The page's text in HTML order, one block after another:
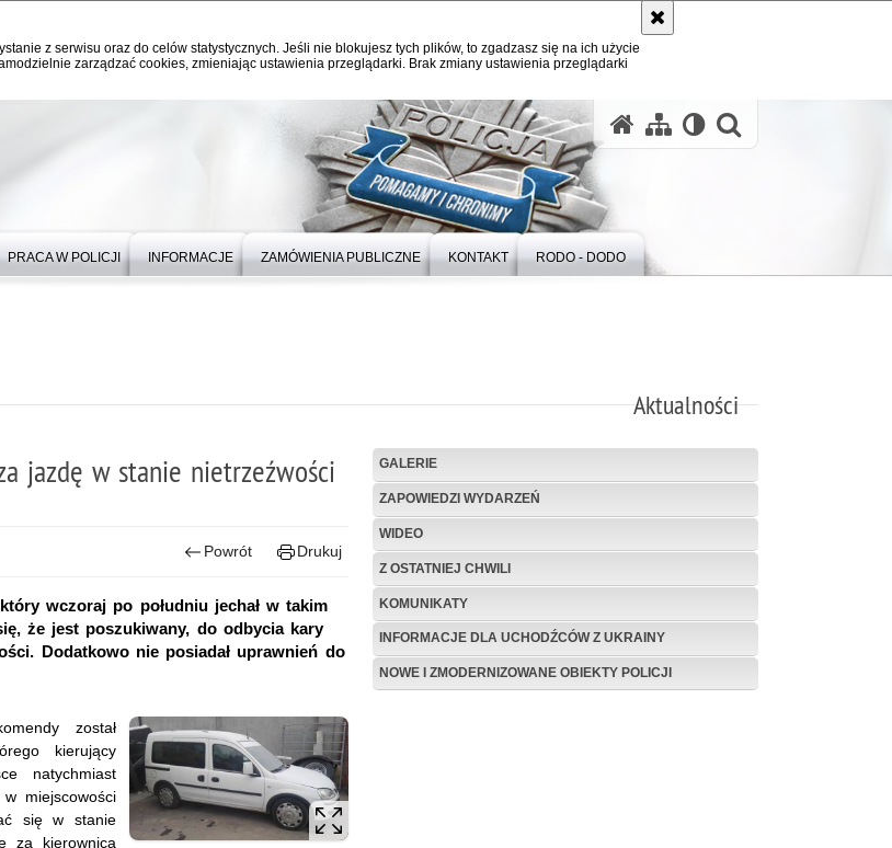
z serwisu oraz do celów statystycznych. Jeśli nie blokujesz tych plików, to zgadzasz się na ich użycie
zarządzać cookies, zmieniając ustawienia przeglądarki. Brak zmiany ustawienia przeglądarki
PRACA W POLICJI INFORMACJE ZAMÓWIENIA PUBLICZNE KONTAKT RODO - DODO
Aktualności
jazdę w stanie nietrzeźwości
Powrót Drukuj
wczoraj po południu jechał w takim
że jest poszukiwany, do odbycia kary
Dodatkowo nie posiadał uprawnień do
został
kierujący
natychmiast
miejscowości
się w stanie
za kierownicą
GALERIE
ZAPOWIEDZI WYDARZEŃ
WIDEO
Z OSTATNIEJ CHWILI
KOMUNIKATY
INFORMACJE DLA UCHODŹCÓW Z UKRAINY
NOWE I ZMODERNIZOWANE OBIEKTY POLICJI